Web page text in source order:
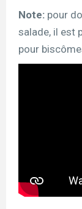
Note: pour
salade, il est
pour